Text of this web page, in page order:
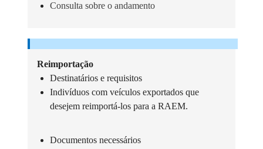
Consulta sobre o andamento
Reimportação
Destinatários e requisitos
Indivíduos com veículos exportados que
desejem reimportá-los para a RAEM.
Documentos necessários